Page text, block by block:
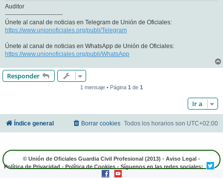
Auditor
-----------------------------
Únete al canal de noticias en Telegram de Unión de Oficiales:
https://www.unionoficiales.org/publi/Telegram
Únete al canal de noticias en WhatsApp de Unión de Oficiales:
https://www.unionoficiales.org/publi/WhatsApp
Responder
1 mensaje • Página 1 de 1
Ir a
Índice general Todos los horarios son UTC+02:00
Borrar cookies
© Unión de Oficiales Guardia Civil Profesional (2013) - Aviso Legal -
Política de Privacidad - Política de Cookies - Síguenos en las redes sociales: